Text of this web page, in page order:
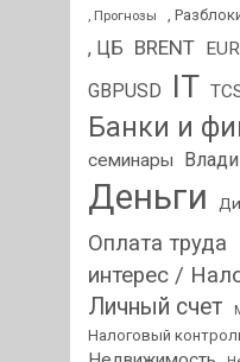
, Прогнозы ,
, ЦБ BRENT
GBPUSD IT
Банки и
семинары
Деньги
Оплата труда
интерес /
Личный счет
Налоговый